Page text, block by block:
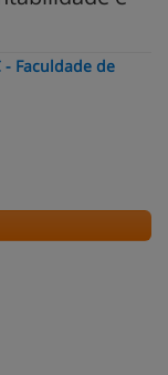
- Faculdade de